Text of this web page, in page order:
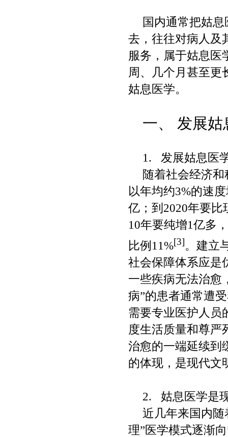
国内通常把姑
去，往往对病人及
服务，属于姑息医
周、几个月甚至更
姑息医学。
一、 发展姑
1.
发展姑息医
随着社会经济
以年均约3%的速
亿；到 2020年要比
10年要纯增1亿多
比例 11%[3]。建立
社会保障体系应是
一些疾病无法治愈
病”的患者通常遭
需要专业医护人员
度生活质量和尊严
治愈的一端延续到
的体现，是现代文
2.
姑息医学是
近几年来国内随
理”医学模式逐渐向